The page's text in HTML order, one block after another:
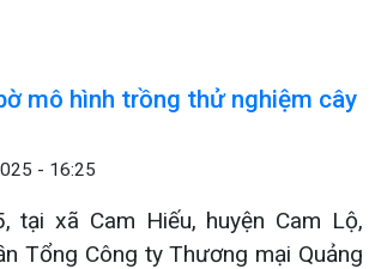
mô hình trồng thử nghiệm cây
- 16:25
tại xã Cam Hiếu, huyện Cam Lộ,
Tổng Công ty Thương mại Quảng